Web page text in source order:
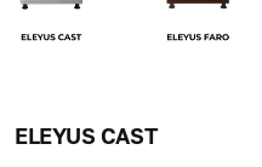
ELEYUS CAST